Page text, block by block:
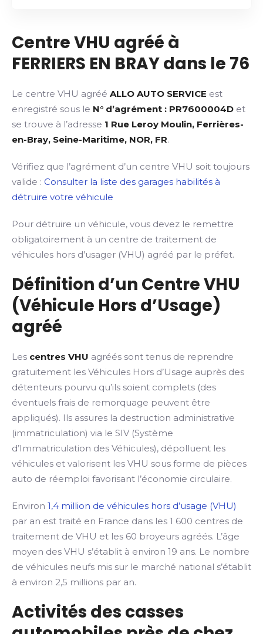
Centre VHU agréé à
FERRIERS EN BRAY dans le 76
Le centre VHU agréé ALLO AUTO SERVICE est
enregistré sous le N° d’agrément : PR7600004D et
se trouve à l’adresse 1 Rue Leroy Moulin, Ferrières-
en-Bray, Seine-Maritime, NOR, FR.
Vérifiez que l’agrément d’un centre VHU soit toujours
valide : Consulter la liste des garages habilités à
détruire votre véhicule
Pour détruire un véhicule, vous devez le remettre
obligatoirement à un centre de traitement de
véhicules hors d’usager (VHU) agréé par le préfet.
Définition d’un Centre VHU
(Véhicule Hors d’Usage)
agréé
Les centres VHU agréés sont tenus de reprendre
gratuitement les Véhicules Hors d’Usage auprès des
détenteurs pourvu qu’ils soient complets (des
éventuels frais de remorquage peuvent être
appliqués). Ils assures la destruction administrative
(immatriculation) via le SIV (Système
d’Immatriculation des Véhicules), dépolluent les
véhicules et valorisent les VHU sous forme de pièces
auto de réemploi favorisant l’économie circulaire.
Environ 1,4 million de véhicules hors d’usage (VHU)
par an est traité en France dans les 1 600 centres de
traitement de VHU et les 60 broyeurs agréés. L’âge
moyen des VHU s’établit à environ 19 ans. Le nombre
de véhicules neufs mis sur le marché national s’établit
à environ 2,5 millions par an.
Activités des casses